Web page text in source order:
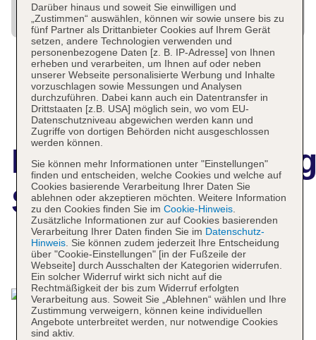
Savoy
Das bietet Ihre Unterkunft
Darüber hinaus und soweit Sie einwilligen und
„Zustimmen“ auswählen, können wir sowie unsere bis zu
fünf Partner als Drittanbieter Cookies auf Ihrem Gerät
setzen, andere Technologien verwenden und
personenbezogene Daten [z. B. IP-Adresse] von Ihnen
erheben und verarbeiten, um Ihnen auf oder neben
unserer Webseite personalisierte Werbung und Inhalte
vorzuschlagen sowie Messungen und Analysen
durchzuführen. Dabei kann auch ein Datentransfer in
Drittstaaten [z.B. USA] möglich sein, wo vom EU-
Datenschutzniveau abgewichen werden kann und
Zugriffe von dortigen Behörden nicht ausgeschlossen
werden können.
Sie können mehr Informationen unter "Einstellungen"
finden und entscheiden, welche Cookies und welche auf
Cookies basierende Verarbeitung Ihrer Daten Sie
ablehnen oder akzeptieren möchten. Weitere Information
zu den Cookies finden Sie im Cookie-Hinweis.
Zusätzliche Informationen zur auf Cookies basierenden
Verarbeitung Ihrer Daten finden Sie im Datenschutz-
Hinweis. Sie können zudem jederzeit Ihre Entscheidung
über "Cookie-Einstellungen" [in der Fußzeile der
Webseite] durch Ausschalten der Kategorien widerrufen.
Ein solcher Widerruf wirkt sich nicht auf die
Rechtmäßigkeit der bis zum Widerruf erfolgten
Verarbeitung aus. Soweit Sie „Ablehnen“ wählen und Ihre
Zustimmung verweigern, können keine individuellen
Angebote unterbreitet werden, nur notwendige Cookies
sind aktiv.